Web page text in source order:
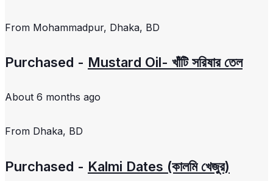
From Mohammadpur, Dhaka, BD
Purchased - Mustard Oil- খাঁটি সরিষার তেল
About 6 months ago
From Dhaka, BD
Purchased - Kalmi Dates (কালমি খেজুর)